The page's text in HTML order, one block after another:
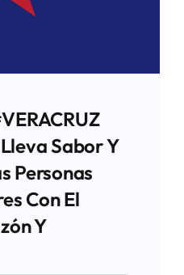
Sabor Y
Personas
Con El
Y